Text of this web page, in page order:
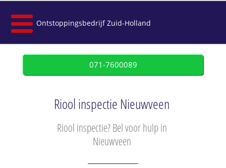
Ontstoppingsbedrijf Zuid-Holland
071-7600089
Riool inspectie Nieuwveen
Riool inspectie? Bel voor hulp in
Nieuwveen